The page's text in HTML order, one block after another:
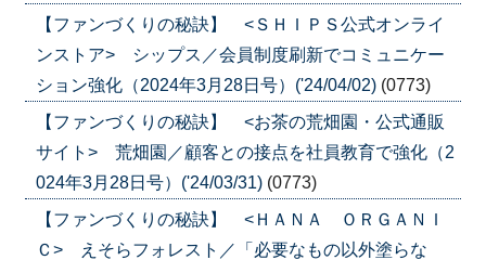
【ファンづくりの秘訣】 <ＳＨＩＰＳ公式オンライ
ンストア> シップス／会員制度刷新でコミュニケー
ション強化（2024年3月28日号）('24/04/02) (0773)
【ファンづくりの秘訣】 <お茶の荒畑園・公式通販
サイト> 荒畑園／顧客との接点を社員教育で強化（2
024年3月28日号）('24/03/31) (0773)
【ファンづくりの秘訣】 <ＨＡＮＡ ＯＲＧＡＮＩ
Ｃ> えそらフォレスト／「必要なもの以外塗らな